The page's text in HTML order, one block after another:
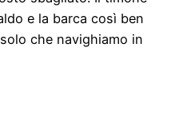
e la barca così ben
che navighiamo in